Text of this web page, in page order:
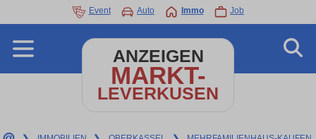
Event Auto Immo Job
ANZEIGEN
MARKT-
LEVERKUSEN